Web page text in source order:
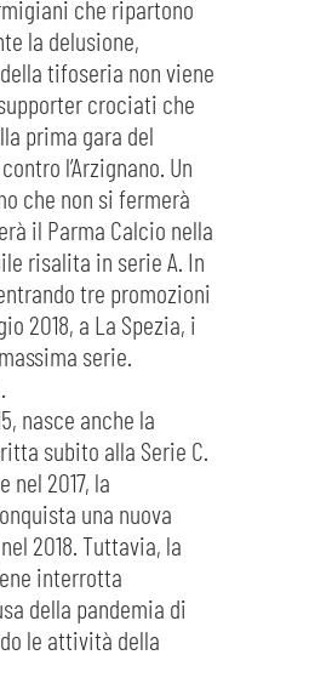
che ripartono
la delusione,
della tifoseria non viene
crociati che
prima gara del
l’Arzignano. Un
che non si fermerà
il Parma Calcio nella
risalita in serie A. In
tre promozioni
2018, a La Spezia, i
serie.
nasce anche la
subito alla Serie C.
nel 2017, la
una nuova
2018. Tuttavia, la
interrotta
della pandemia di
le attività della